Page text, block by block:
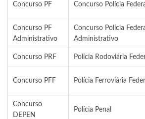
Concurso PF Concurso Polícia
Concurso PF
Administrativo
Concurso Polícia
Administrativo
Concurso PRF Polícia Rodoviária
Concurso PFF Polícia Ferroviária
Concurso
DEPEN
Polícia Penal